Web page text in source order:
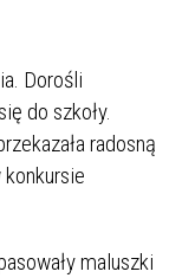
Dorośli
do szkoły.
radosną
maluszki